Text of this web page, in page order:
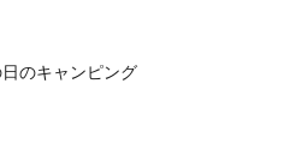
日のキャンピング